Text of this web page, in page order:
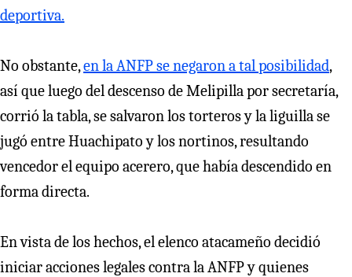
deportiva.
No obstante,en la ANFP se negaron a tal posibilidad,
así que luego del descenso de Melipilla por secretaría,
corrió la tabla, se salvaron los torteros y la liguilla se
jugó entre Huachipato y los nortinos, resultando
vencedor el equipo acerero, que había descendido en
forma directa.
En vista de los hechos, el elenco atacameño decidió
iniciar acciones legales contra la ANFP y quienes